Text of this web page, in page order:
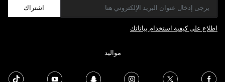
اشتراك
اطلاع على كيفية استخدام بياناتك
مواليد